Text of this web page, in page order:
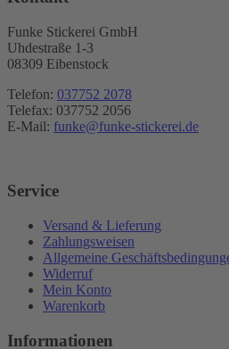
Funke Stickerei GmbH
Uhdestraße 1-3
08309 Eibenstock
Telefon: 037752 2078
Telefax: 037752 2056
E-Mail: funke@funke-stickerei.de
Service
Versand & Lieferung
Zahlungsweisen
Allgemeine
Widerruf
Mein Konto
Warenkorb
Informationen